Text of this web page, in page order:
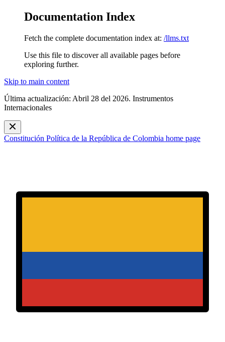
Documentation Index
Fetch the complete documentation index at: /llms.txt
Use this file to discover all available pages before
exploring further.
Skip to main content
Última actualización: Abril 28 del 2026. Instrumentos
Internacionales
Constitución Política de la República de Colombia home page